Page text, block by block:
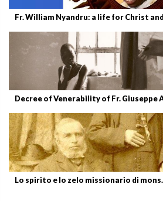
Fr. William Nyandru: a life for Christ
Decree of Venerability of Fr. Giuseppe
Lo spirito e lo zelo missionario di